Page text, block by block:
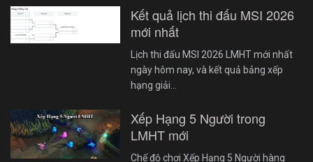
Kết quả lịch thi đấu MSI 2026
mới nhất
Lịch thi đấu MSI 2026 LMHT mới nhất
ngày hôm nay, và kết quả bảng xếp
hạng giải…
Xếp Hạng 5 Người trong
LMHT mới
Chế độ chơi Xếp Hạng 5 Người hàng